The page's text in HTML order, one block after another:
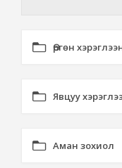
Өргөн
Явцуу
Аман зохиол